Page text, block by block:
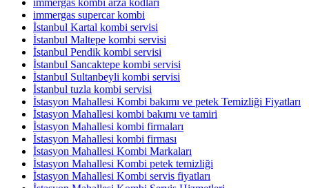
immergas supercar kombi
İstanbul Kartal kombi servisi
İstanbul Maltepe kombi servisi
İstanbul Pendik kombi servisi
İstanbul Sancaktepe kombi servisi
İstanbul Sultanbeyli kombi servisi
İstanbul tuzla kombi servisi
İstasyon Mahallesi Kombi bakımı ve petek Temizliği Fiyatları
İstasyon Mahallesi kombi bakımı ve tamiri
İstasyon Mahallesi kombi firmaları
İstasyon Mahallesi kombi firması
İstasyon Mahallesi Kombi Markaları
İstasyon Mahallesi Kombi petek temizliği
İstasyon Mahallesi Kombi servis fiyatları